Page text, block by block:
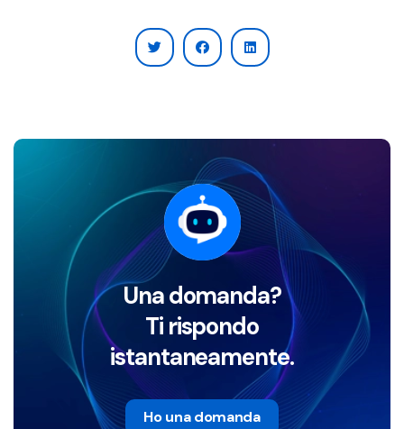
Una domanda?
Ti rispondo
istantaneamente.
Ho una domanda